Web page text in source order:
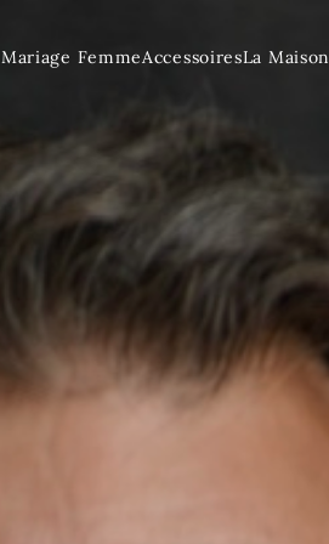
Mariage FemmeAccessoiresLa Maison